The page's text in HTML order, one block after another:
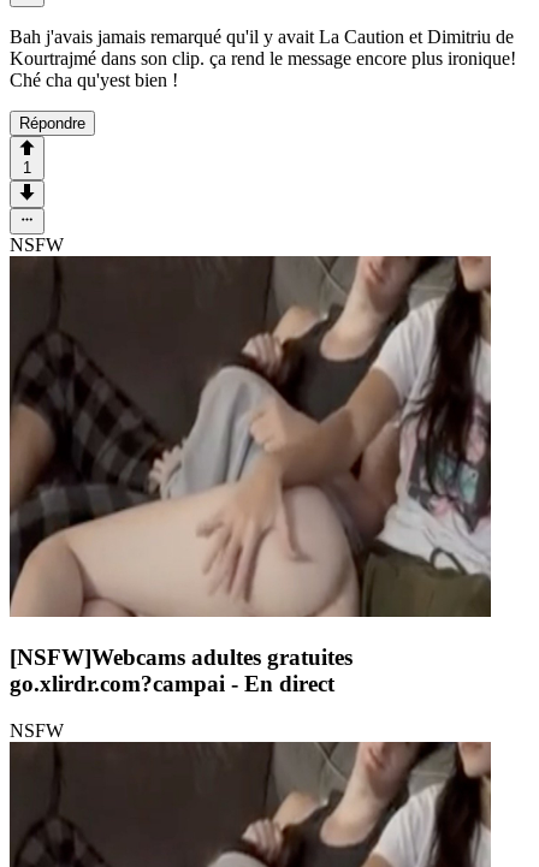
Bah j'avais jamais remarqué qu'il y avait La Caution et Dimitriu de
Kourtrajmé dans son clip. ça rend le message encore plus ironique!
Ché cha qu'yest bien !
Répondre
1
NSFW
[NSFW]Webcams adultes gratuites
go.xlirdr.com?campai - En direct
NSFW